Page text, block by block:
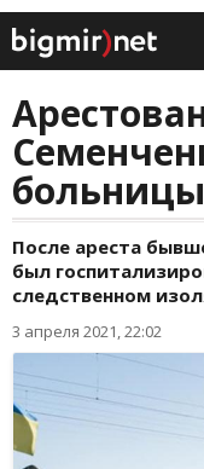
После ареста
был
следственном
3 апреля 2021, 22:02